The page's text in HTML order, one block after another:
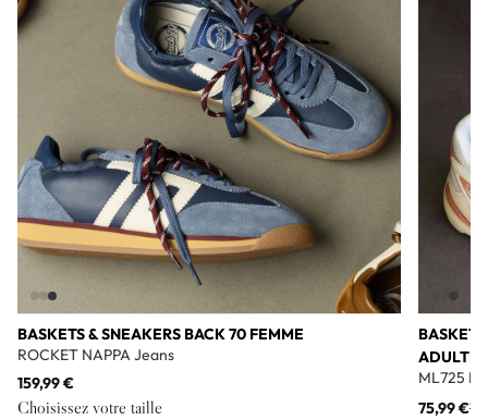
BASKETS & SNEAKERS BACK 70 FEMME
ROCKET NAPPA Jeans
159,99 €
Choisissez votre taille
ADULTE
ML725
75,99 €